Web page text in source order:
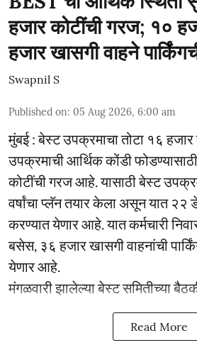
हजार कोटींची गरज; १०
हजार खासगी वाहने
Swapnil S
Published on: 05 Aug 2026, 6:00 am
मुंबई : बेस्ट उपक्रमाचा तोटा १६
उपक्रमाची आर्थिक कोंडी
कोटींची गरज आहे. यासाठी बेस्ट
वर्षांचा प्लॅन तयार केला असून यात २२
करण्यात येणार आहे. यात कर्मचारी
बसेस, ३६ हजार खासगी वाहनांची
येणार आहे.
मंगळवारी झालेल्या बेस्ट समितीच्या
Read More